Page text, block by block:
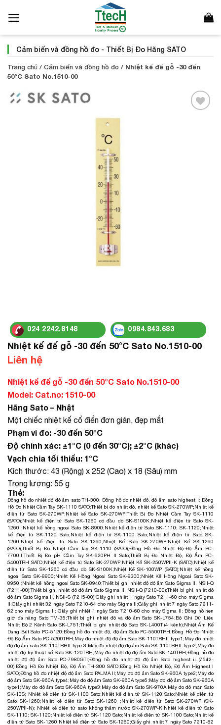
qua
dung
Cảm biến và đồng hồ đo - Thiết Bị Đo Hãng SATO
Trang chủ / Cảm biến và đồng hồ đo / Nhiệt kế đế gỗ -30 đến
50°C Sato No.1510-00
024 2242.8148 0984.843.683
Nhiệt kế đế gỗ -30 đến 50°C Sato No.1510-00
Liên hệ
Nhiệt kế đế gỗ -30 đến 50°C Sato No.1510-00
Model: Cat.no: 1510-00
Hãng Sato – Nhật
Một chiếc nhiệt kế cổ điển đơn giản, đẹp mắt
Phạm vi đo: -30 đến 50°C
Độ chính xác: ±1°C (0 đến 30°C); ±2°C (khác)
Vạch chia tối thiểu: 1°C
Kích thước: 43 (Rộng) x 252 (Cao) x 18 (Sâu) mm
Trọng lượng: 55 g
Thẻ:
Đồng hồ đo nhiệt độ độ ẩm sato TH-300;Đồng hồ đo nhiệt độ, độ ẩm sato highest i;Đồng
Hồ Đo Nhiệt Cầm Tay SK-1110 SATO;Thiết bị đo nhiệt độ, nhiệt kế Sato SK-270WP;Nhiệt kế
điện tử Sato SK-270WP;Nhiệt kế Sato SK-270WP;Thiết Bị Đo Nhiệt Cầm Tay SK-1110
(SATO);Nhiệt kế điện tử Sato SK-1260 có đầu dò SK-S100K;Nhiệt kế điện tử Sato SK-
1260 ;Nhiệt kế hồng ngoại Sato SK-8900;Nhiêt kế điện tử Sato SK-1110; SK-1120;Nhiệt
kế điện tử SK-1120 Sato;Nhiệt kế điện tử SK-1100 Sato;Nhiệt kế điện tử Sato SK-
1260;Nhiệt kế điện tử Sato SK-1260;Nhiệt Kế Sato SK-270WP;Nhiệt Kế SK-1260
(SATO);Thiết Bị Đo Nhiệt Cầm Tay SK-1110 (SATO);Đồng Hồ Đo Nhiệt Độ-Độ Ẩm PC-
7700II;Thiết Bị Đo pH Cầm Tay SK-620PH II Sato;Thiết Bị Đo Nhiệt Độ, Độ Ẩm PC-
5400TRH SATO;Nhiệt kế điện tử Sato SK-270WP;Nhiệt Kế SK-250WPII-K (SATO);Nhiệt kế
điện tử Sato SK-1260 có đầu dò SK-S100K;Nhiệt Kế SK-100WP (SATO);Nhiệt kế hồng
ngoại Sato SK-8900;Nhiệt Kế Hồng Ngoại Sato SK-8300;Nhiệt Kế Hồng Ngoại Sato SK-
8950 ;Nhiệt kế hồng ngoại Sato SK-8940;Thiết bị ghi nhiệt độ độ ẩm Sato Sigma II, NSII-Q
(7211-00);Thiết bị ghi nhiệt độ độ ẩm Sato Sigma II, NSII-Q (7210-00);Thiết bị ghi nhiệt độ
độ ẩm Sato Sigma II, NSII-S (7215-00);Giấy ghi nhiệt 1 ngày Sato 7211-60 cho máy Sigma
II;Giấy ghi nhiệt 32 ngày Sato 7210-64 cho máy Sigma II;Giấy ghi nhiệt 7 ngày Sato 7211-
62 cho máy Sigma II;Giấy ghi nhiệt 1 ngày Sato 7210-60 cho máy Sigma II;Đồng hồ hẹn
giờ đa năng Sato TM-35;Thiết bị ghi nhiệt độ và độ ẩm Sato SK-L754;Bộ Ghi Dữ Liệu
Nhiệt Độ 2 Kênh Sato SK-L751 ;Thiết bị ghi nhiệt độ Sato SK-L400T (4 kênh);Nhiệt Ẩm Kế
Dạng Bút Sato PC-5120;Đồng hồ đo nhiệt độ, độ ẩm Sato PC-5500TRH;Đồng Hồ Đo Nhiệt
Độ Độ Ẩm Sato PC-5200TRH;Máy đo nhiệt độ độ ẩm Sato SK-110TRHII type1 ;Máy đo nhiệt
độ độ ẩm sato SK-110TRHII Type 3;Máy đo nhiệt độ độ ẩm Sato SK-110TRHII Type2;Máy đo
nhiệt độ kỹ thuật số Sato SK-120TRH;Máy đo nhiệt độ độ ẩm Sato SK-140TRH;Đồng hồ đo
nhiệt độ độ ẩm Sato PC-7980GTI;Đồng hồ đo nhiệt độ độ ẩm Sato highest ii (7542-
00);Đồng Hồ Đo Nhiệt Độ, Độ Ẩm TH-300 SATO;Đồng Hồ Đo Nhiệt Độ, Độ Ẩm Highest I
SATO;Đồng hồ đo nhiệt độ độ ẩm Sato PALMA II;Máy đo độ ẩm Sato SK-960A type2;Máy đo
độ ẩm Sato SK-960A type4;Máy đo độ ẩm Sato SK-960A type5;Máy đo độ ẩm Sato SK-960A
type1 ;Máy đo độ ẩm Sato SK-960A type3;Máy đo độ ẩm Sato SK-970A;Máy đo độ mặn Sato
SK-10S; Nhiệt kế điện tử SK-1100 Sato;Nhiệt kế điện tử SK-1120 Sato;Nhiệt kế điện tử
Sato SK-1260;Nhiệt kế điện tử Sato SK-1260 ;Nhiệt kế điện tử Sato SK-270WP (SK-
250WPII-N); Nhiệt kế điện tử sato không thấm nước SK-270WP-K;Nhiêt kế điện tử Sato
SK-1110; SK-1120;Nhiệt kế điện tử SK-1120 Sato;Nhiệt kế điện tử SK-1100 Sato;Nhiệt kế
điện tử Sato SK-1260;Nhiệt kế điện tử Sato SK-1260;Giấy ghi nhiệt 7 ngày Sato 7210-82